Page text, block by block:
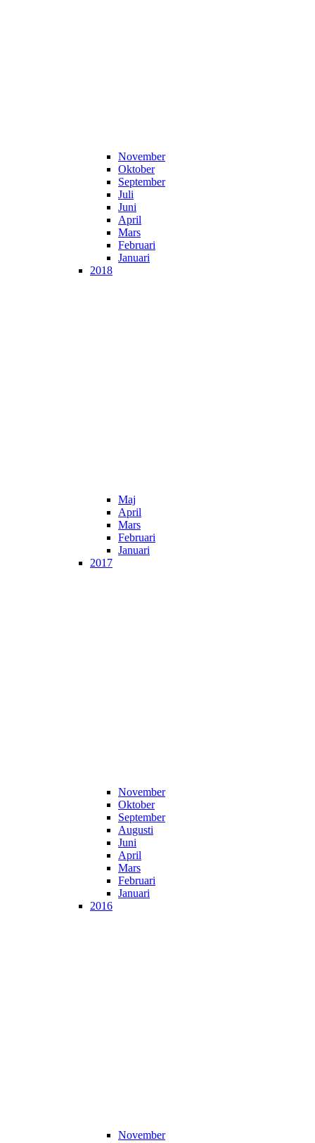
November
Oktober
September
Juli
Juni
April
Mars
Februari
Januari
2018
Maj
April
Mars
Februari
Januari
2017
November
Oktober
September
Augusti
Juni
April
Mars
Februari
Januari
2016
November